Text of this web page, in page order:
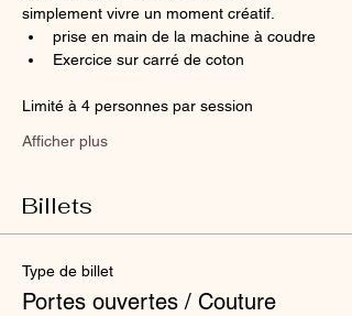
simplement vivre un moment créatif.
prise en main de la machine à coudre
Exercice sur carré de coton
Limité à 4 personnes par session
Afficher plus
Billets
Type de billet
Portes ouvertes / Couture